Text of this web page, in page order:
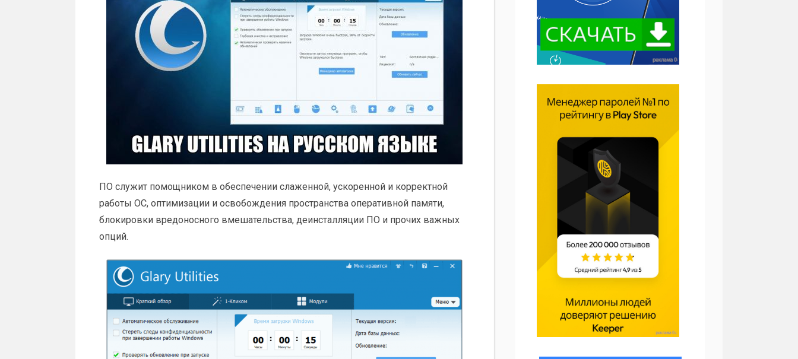
ПО служит помощником в обеспечении слаженной, ускоренной и корректной
работы ОС, оптимизации и освобождения пространства оперативной памяти,
блокировки вредоносного вмешательства, деинсталляции ПО и прочих важных
опций.